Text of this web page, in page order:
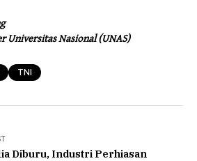
Universitas Nasional (UNAS)
TNI
Diburu, Industri Perhiasan